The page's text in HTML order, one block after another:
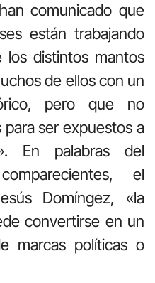
comunicado que
están trabajando
los distintos mantos
de ellos con un
pero que no
ser expuestos a
En palabras del
el
Domíngez, «la
convertirse en un
marcas políticas o